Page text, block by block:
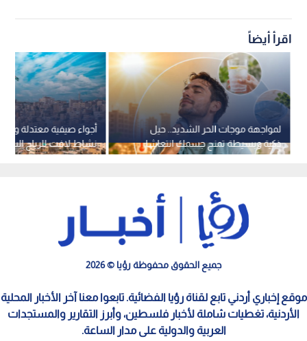
اقرأ أيضاً
أجواء صيفية معتدلة
نشاط لافت للرياح
لمواجهة موجات الحر الشديد.. حيل
ذكية وبسيطة تمنح جسمك انتعاشا
فوريا
جميع الحقوق محفوظة رؤيا © 2026
موقع إخباري أردني تابع لقناة رؤيا الفضائية. تابعوا معنا آخر الأخبار المحلية
الأردنية، تغطيات شاملة لأخبار فلسطين، وأبرز التقارير والمستجدات
العربية والدولية على مدار الساعة.